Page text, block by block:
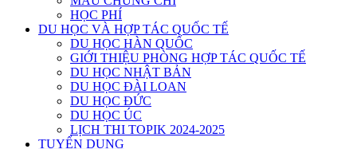
HỌC PHÍ
DU HỌC VÀ HỢP TÁC QUỐC TẾ
DU HỌC HÀN QUỐC
GIỚI THIỆU PHÒNG HỢP TÁC QUỐC TẾ
DU HỌC NHẬT BẢN
DU HỌC ĐÀI LOAN
DU HỌC ĐỨC
DU HỌC ÚC
LỊCH THI TOPIK 2024-2025
TUYỂN DỤNG